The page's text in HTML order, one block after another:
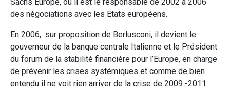
des négociations avec les Etats européens.
En 2006, sur proposition de Berlusconi, il devient le
gouverneur de la banque centrale Italienne et le Président
du forum de la stabilité financière pour l’Europe, en charge
de prévenir les crises systémiques et comme de bien
entendu il ne voit rien arriver de la crise de 2009 -2011.